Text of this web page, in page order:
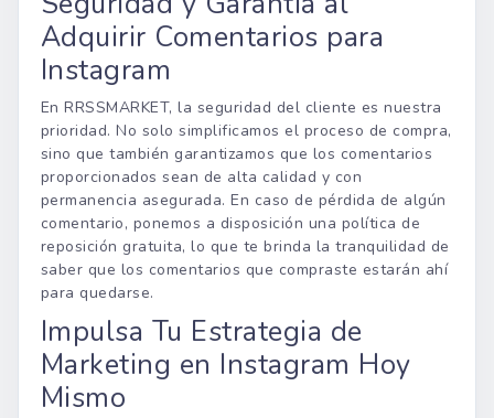
Adquirir Comentarios para
Instagram
En RRSSMARKET, la seguridad del cliente es nuestra
prioridad. No solo simplificamos el proceso de compra,
sino que también garantizamos que los comentarios
proporcionados sean de alta calidad y con
permanencia asegurada. En caso de pérdida de algún
comentario, ponemos a disposición una política de
reposición gratuita, lo que te brinda la tranquilidad de
saber que los comentarios que compraste estarán ahí
para quedarse.
Impulsa Tu Estrategia de
Marketing en Instagram Hoy
Mismo